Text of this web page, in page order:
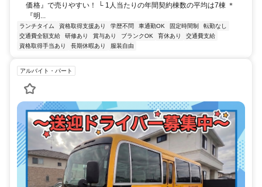
価格』で売りやすい！ └ 1人当たりの年間契約棟数の平均は7棟 ＊
『明...
ランチタイム 資格取得支援あり 学歴不問 車通勤OK 固定時間制
転勤なし
交通費全額支給
研修あり 賞与あり ブランクOK 育休あり
交通費支給
資格取得手当あり
長期休暇あり 服装自由
アルバイト・パート